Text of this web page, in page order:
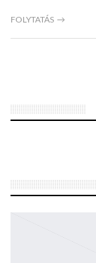
FOLYTATÁS →